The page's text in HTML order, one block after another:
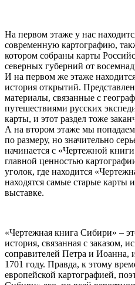
На первом этаже у нас
современную картографию,
котором собраны карты
северных губерний от
И на первом же этаже
история открытий.
материалы, связанные с
путешествиями русских
карты, и этот раздел тоже
А на втором этаже мы
по размеру, но значительно
начинается с «Чертежной
главной ценностью
уголок, где находится
находятся самые старые карты
выставке.
«Чертежная книга Сибири» –
история, связанная с заказом,
соправителей Петра и Иоанна,
1701 году. Правда, к этому
европейской картографией,